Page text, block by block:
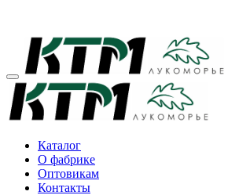
Каталог
О фабрике
Оптовикам
Контакты